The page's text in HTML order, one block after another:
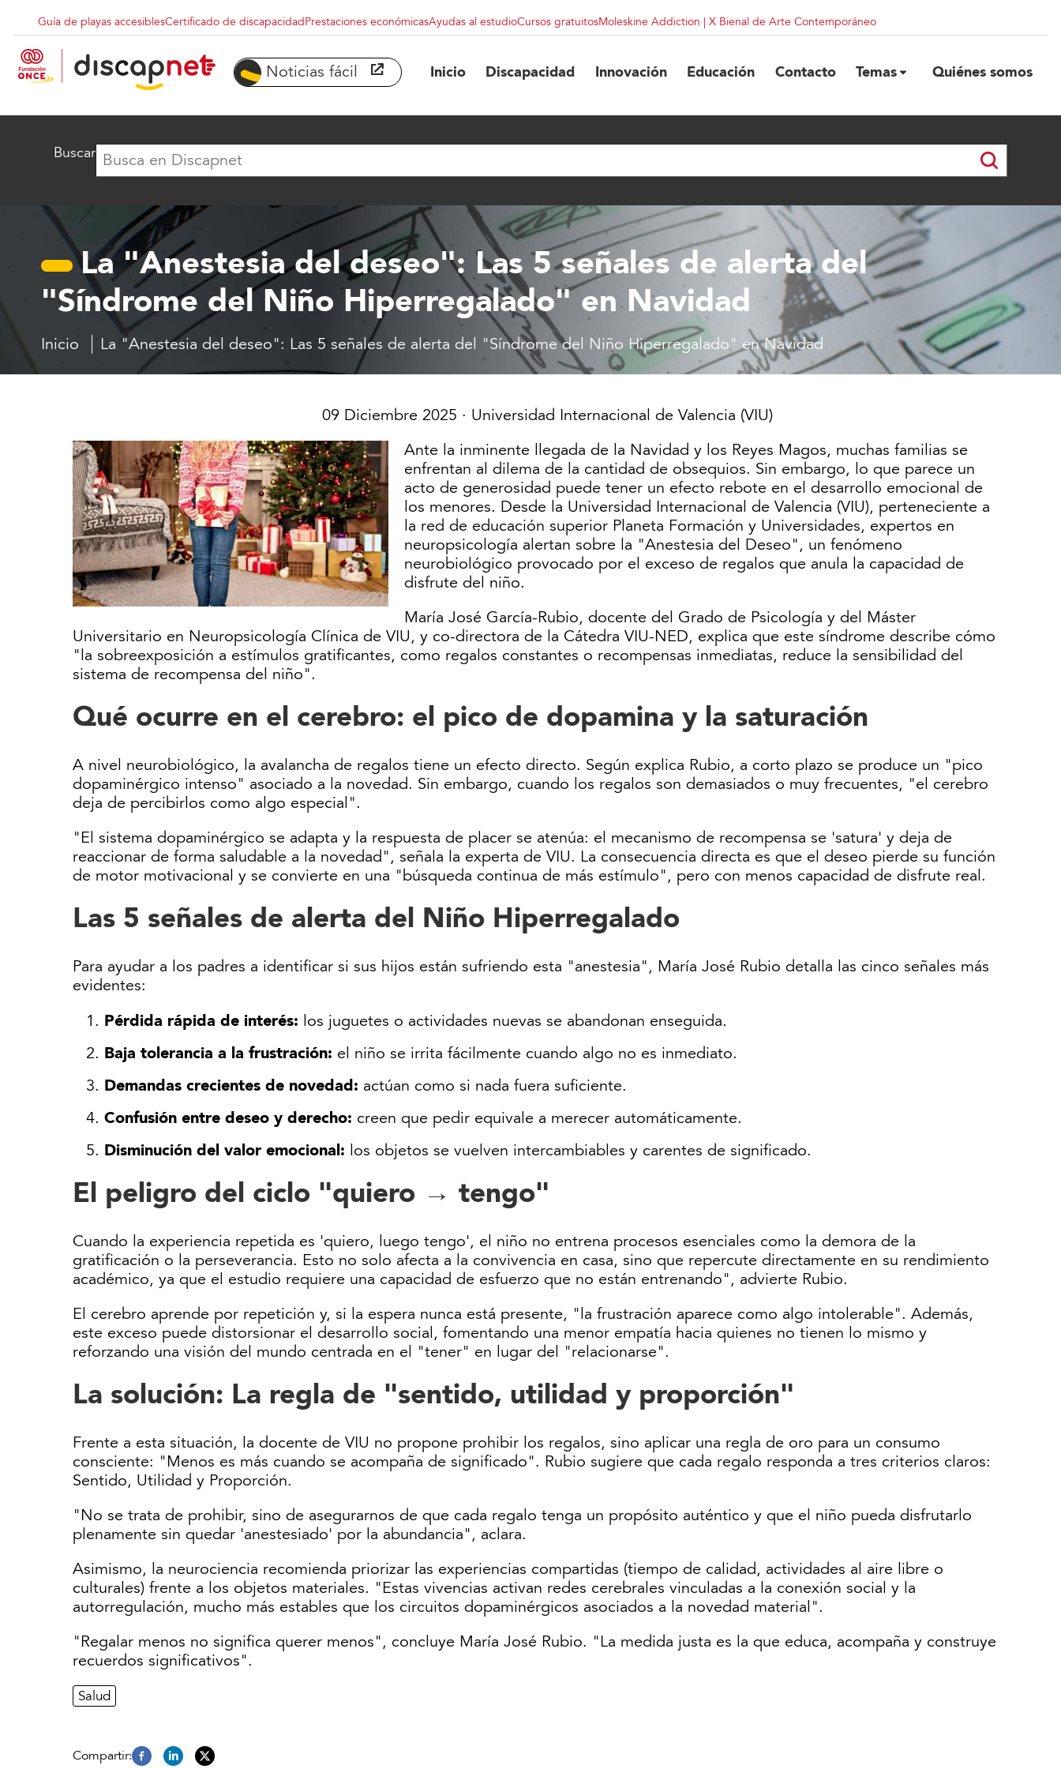
Menu superior destacados
Guía de playas accesiblesCertificado de discapacidadPrestaciones económicasAyudas al estudioCursos gratuitosMoleskine Addiction | X Bienal de Arte Contemporáneo
Noticias fácil abre en ventana nueva
Inicio Discapacidad Innovación Educación Contacto Temas Quiénes somos
Buscar
La "Anestesia del deseo": Las 5 señales de alerta del
"Síndrome del Niño Hiperregalado" en Navidad
Inicio La "Anestesia del deseo": Las 5 señales de alerta del "Síndrome del Niño Hiperregalado" en Navidad
09 Diciembre 2025 · Universidad Internacional de Valencia (VIU)
Ante la inminente llegada de la Navidad y los Reyes Magos, muchas familias se
enfrentan al dilema de la cantidad de obsequios. Sin embargo, lo que parece un
acto de generosidad puede tener un efecto rebote en el desarrollo emocional de
los menores. Desde la Universidad Internacional de Valencia (VIU), perteneciente a
la red de educación superior Planeta Formación y Universidades, expertos en
neuropsicología alertan sobre la "Anestesia del Deseo", un fenómeno
neurobiológico provocado por el exceso de regalos que anula la capacidad de
disfrute del niño.
María José García-Rubio, docente del Grado de Psicología y del Máster
Universitario en Neuropsicología Clínica de VIU, y co-directora de la Cátedra VIU-NED, explica que este síndrome describe cómo
"la sobreexposición a estímulos gratificantes, como regalos constantes o recompensas inmediatas, reduce la sensibilidad del
sistema de recompensa del niño".
Qué ocurre en el cerebro: el pico de dopamina y la saturación
A nivel neurobiológico, la avalancha de regalos tiene un efecto directo. Según explica Rubio, a corto plazo se produce un "pico
dopaminérgico intenso" asociado a la novedad. Sin embargo, cuando los regalos son demasiados o muy frecuentes, "el cerebro
deja de percibirlos como algo especial".
"El sistema dopaminérgico se adapta y la respuesta de placer se atenúa: el mecanismo de recompensa se 'satura' y deja de
reaccionar de forma saludable a la novedad", señala la experta de VIU. La consecuencia directa es que el deseo pierde su función
de motor motivacional y se convierte en una "búsqueda continua de más estímulo", pero con menos capacidad de disfrute real.
Las 5 señales de alerta del Niño Hiperregalado
Para ayudar a los padres a identificar si sus hijos están sufriendo esta "anestesia", María José Rubio detalla las cinco señales más
evidentes:
Pérdida rápida de interés: los juguetes o actividades nuevas se abandonan enseguida.
Baja tolerancia a la frustración: el niño se irrita fácilmente cuando algo no es inmediato.
Demandas crecientes de novedad: actúan como si nada fuera suficiente.
Confusión entre deseo y derecho: creen que pedir equivale a merecer automáticamente.
Disminución del valor emocional: los objetos se vuelven intercambiables y carentes de significado.
El peligro del ciclo "quiero → tengo"
Cuando la experiencia repetida es 'quiero, luego tengo', el niño no entrena procesos esenciales como la demora de la
gratificación o la perseverancia. Esto no solo afecta a la convivencia en casa, sino que repercute directamente en su rendimiento
académico, ya que el estudio requiere una capacidad de esfuerzo que no están entrenando", advierte Rubio.
El cerebro aprende por repetición y, si la espera nunca está presente, "la frustración aparece como algo intolerable". Además,
este exceso puede distorsionar el desarrollo social, fomentando una menor empatía hacia quienes no tienen lo mismo y
reforzando una visión del mundo centrada en el "tener" en lugar del "relacionarse".
La solución: La regla de "sentido, utilidad y proporción"
Frente a esta situación, la docente de VIU no propone prohibir los regalos, sino aplicar una regla de oro para un consumo
consciente: "Menos es más cuando se acompaña de significado". Rubio sugiere que cada regalo responda a tres criterios claros:
Sentido, Utilidad y Proporción.
"No se trata de prohibir, sino de asegurarnos de que cada regalo tenga un propósito auténtico y que el niño pueda disfrutarlo
plenamente sin quedar 'anestesiado' por la abundancia", aclara.
Asimismo, la neurociencia recomienda priorizar las experiencias compartidas (tiempo de calidad, actividades al aire libre o
culturales) frente a los objetos materiales. "Estas vivencias activan redes cerebrales vinculadas a la conexión social y la
autorregulación, mucho más estables que los circuitos dopaminérgicos asociados a la novedad material".
"Regalar menos no significa querer menos", concluye María José Rubio. "La medida justa es la que educa, acompaña y construye
recuerdos significativos".
Salud